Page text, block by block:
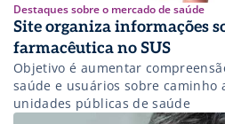
Destaques sobre o mercado de saúde
Site organiza informações
farmacêutica no SUS
Objetivo é aumentar
saúde e usuários sobre caminho
unidades públicas de saúde